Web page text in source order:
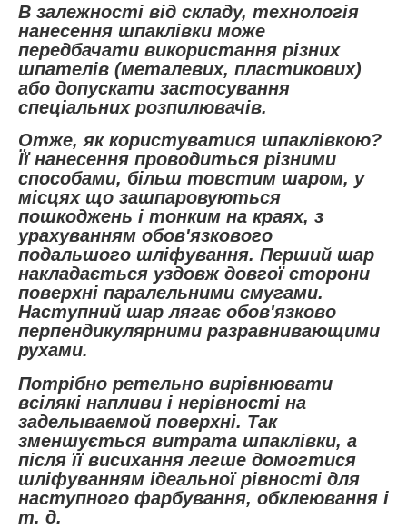
В залежності від складу, технологія
нанесення шпаклівки може
передбачати використання різних
шпателів (металевих, пластикових)
або допускати застосування
спеціальних розпилювачів.
Отже, як користуватися шпаклівкою?
Її нанесення проводиться різними
способами, більш товстим шаром, у
місцях що зашпаровуються
пошкоджень і тонким на краях, з
урахуванням обов'язкового
подальшого шліфування. Перший шар
накладається уздовж довгої сторони
поверхні паралельними смугами.
Наступний шар лягає обов'язково
перпендикулярними разравнивающими
рухами.
Потрібно ретельно вирівнювати
всілякі напливи і нерівності на
заделываемой поверхні. Так
зменшується витрата шпаклівки, а
після її висихання легше домогтися
шліфуванням ідеальної рівності для
наступного фарбування, обклеювання і
т. д.